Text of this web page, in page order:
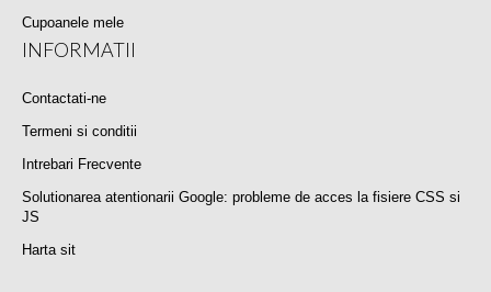
Cupoanele mele
INFORMATII
Contactati-ne
Termeni si conditii
Intrebari Frecvente
Solutionarea atentionarii Google: probleme de acces la fisiere CSS si
JS
Harta sit